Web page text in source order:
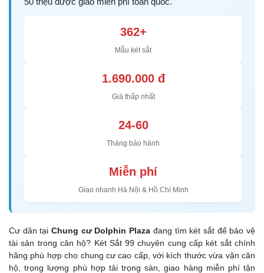
362+
Mẫu két sắt
1.690.000 đ
Giá thấp nhất
24-60
Tháng bảo hành
Miễn phí
Giao nhanh Hà Nội & Hồ Chí Minh
Cư dân tạiChung cư Dolphin Plaza đang tìm két sắt để bảo vệ
tài sản trong căn hộ? Két Sắt 99 chuyên cung cấp két sắt chính
hãng phù hợp cho chung cư cao cấp, với kích thước vừa vặn căn
hộ, trọng lượng phù hợp tải trọng sàn, giao hàng miễn phí tận